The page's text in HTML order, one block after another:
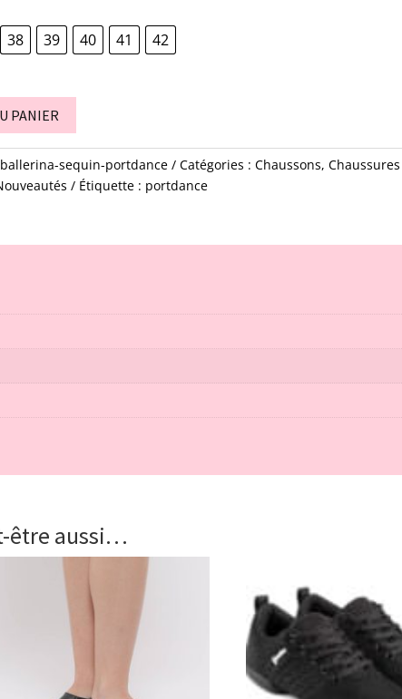
38 39 40 41 42
PANIER
sequin-portdance Catégories :Chaussons,
Étiquette : portdance
être aussi…